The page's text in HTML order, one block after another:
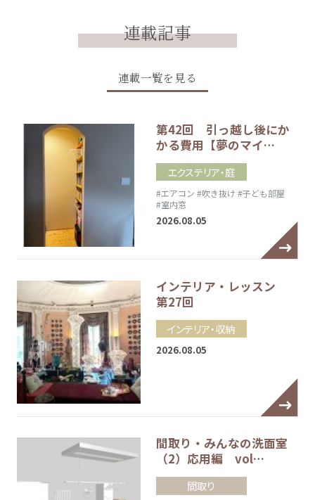
連載記事
連載一覧を見る
第42回 引っ越し後にか
かる費用【夢のマイ…
エクステリア・庭
#エアコン #吹き抜け #子ども部屋
#室内窓
2026.08.05
インテリア・レッスン
第27回
インテリア・収納
2026.08.05
間取り・みんなの洗面室
（2）応用編 vol…
間取り